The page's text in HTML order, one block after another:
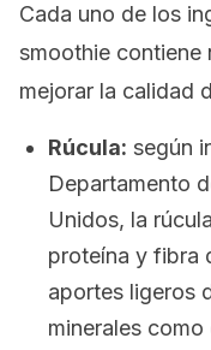
Cada uno de los
smoothie contiene
mejorar la calidad
Rúcula: según
Departamento
Unidos, la
proteína y fibra
aportes ligeros
minerales